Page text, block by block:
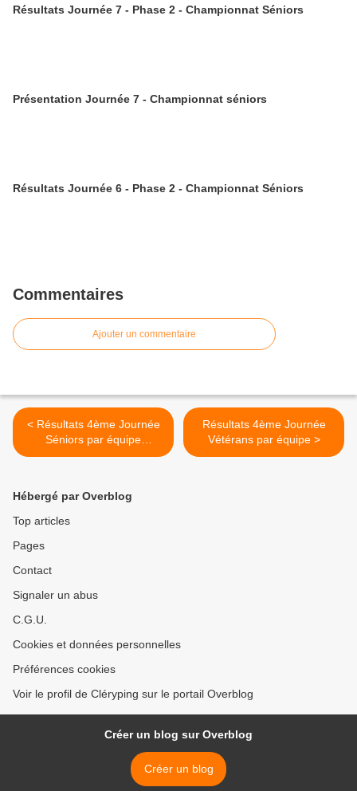
Résultats Journée 7 - Phase 2 - Championnat Séniors
Présentation Journée 7 - Championnat séniors
Résultats Journée 6 - Phase 2 - Championnat Séniors
Commentaires
Ajouter un commentaire
< Résultats 4ème Journée
Séniors par équipe
Départementales
Résultats 4ème Journée
Vétérans par équipe >
Hébergé par Overblog
Top articles
Pages
Contact
Signaler un abus
C.G.U.
Cookies et données personnelles
Préférences cookies
Voir le profil de Cléryping sur le portail Overblog
Créer un blog sur Overblog
Créer un blog